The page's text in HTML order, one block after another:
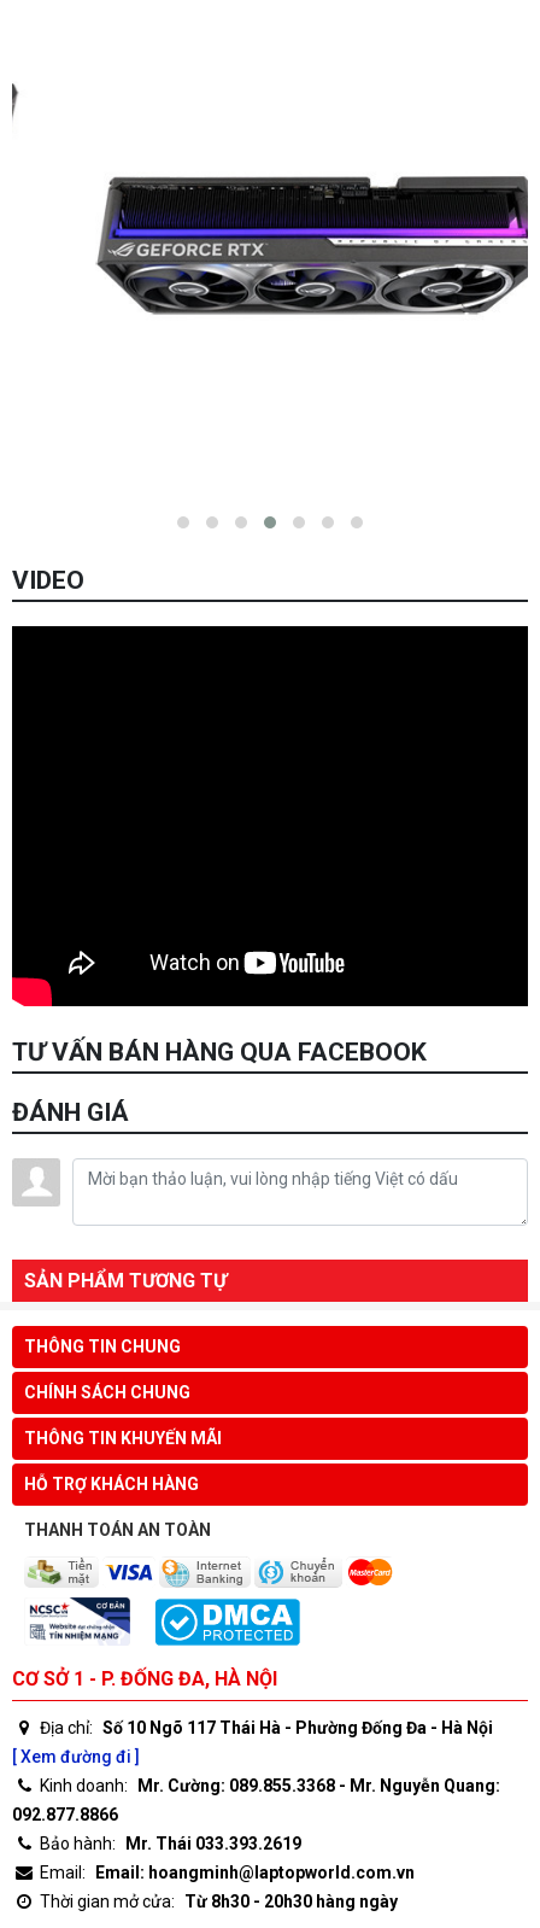
VIDEO
TƯ VẤN BÁN HÀNG QUA FACEBOOK
ĐÁNH GIÁ
SẢN PHẨM TƯƠNG TỰ
THÔNG TIN CHUNG
CHÍNH SÁCH CHUNG
THÔNG TIN KHUYẾN MÃI
HỖ TRỢ KHÁCH HÀNG
THANH TOÁN AN TOÀN
CƠ SỞ 1 - P. ĐỐNG ĐA, HÀ NỘI
Địa chỉ: Số 10 Ngõ 117 Thái Hà - Phường Đống Đa - Hà Nội
[ Xem đường đi ]
Kinh doanh:
Mr. Cường: 089.855.3368 - Mr. Nguyễn Quang:
092.877.8866
Bảo hành:
Mr. Thái 033.393.2619
Email:
Email: hoangminh@laptopworld.com.vn
Thời gian mở cửa:
Từ 8h30 - 20h30 hàng ngày